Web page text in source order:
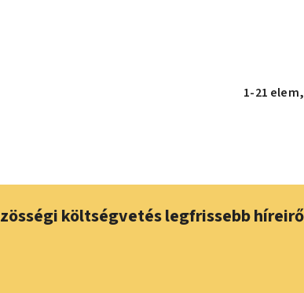
1-21 elem
költségvetés legfrissebb